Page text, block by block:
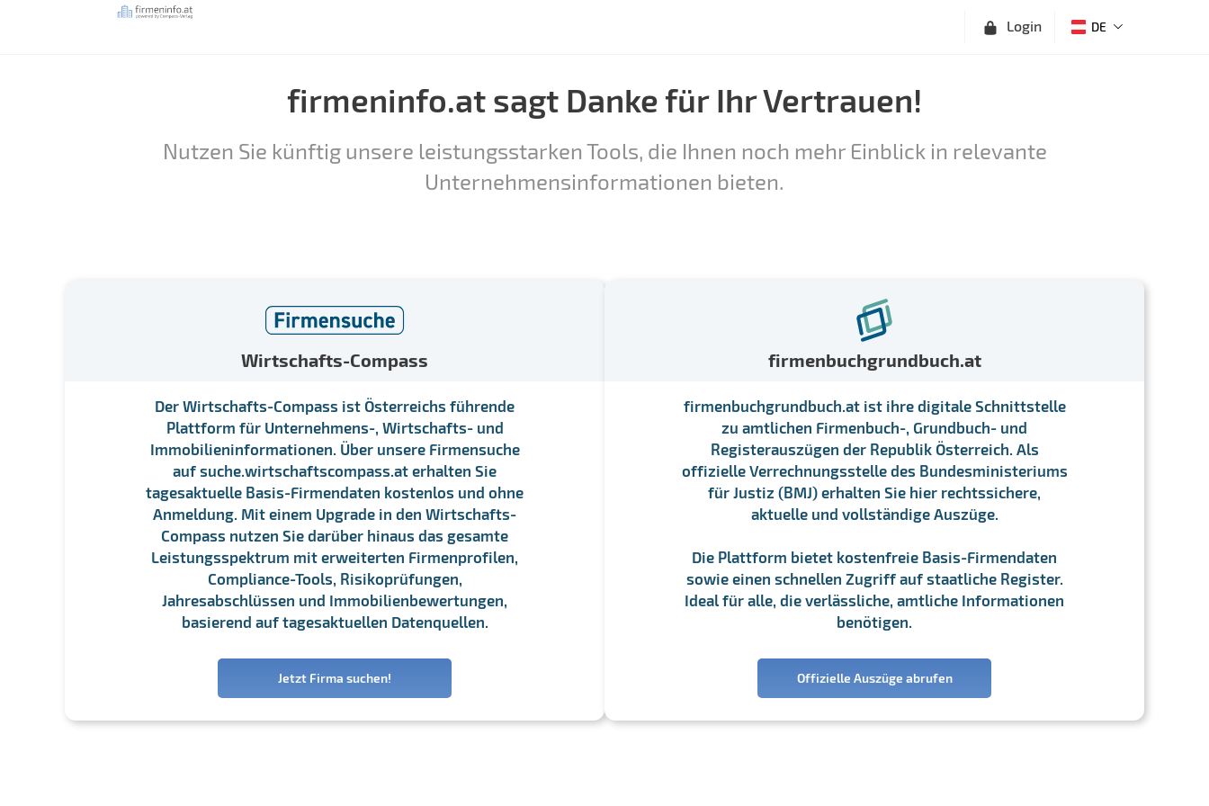
Login DE
firmeninfo.at sagt Danke für Ihr Vertrauen!
Nutzen Sie künftig unsere leistungsstarken Tools, die Ihnen noch mehr Einblick in relevante
Unternehmensinformationen bieten.
Wirtschafts-Compass
Der Wirtschafts-Compass ist Österreichs führende
Plattform für Unternehmens-, Wirtschafts- und
Immobilieninformationen. Über unsere Firmensuche
auf suche.wirtschaftscompass.at erhalten Sie
tagesaktuelle Basis-Firmendaten kostenlos und ohne
Anmeldung. Mit einem Upgrade in den Wirtschafts-
Compass nutzen Sie darüber hinaus das gesamte
Leistungsspektrum mit erweiterten Firmenprofilen,
Compliance-Tools, Risikoprüfungen,
Jahresabschlüssen und Immobilienbewertungen,
basierend auf tagesaktuellen Datenquellen.
Jetzt Firma suchen!
firmenbuchgrundbuch.at
firmenbuchgrundbuch.at ist ihre digitale Schnittstelle
zu amtlichen Firmenbuch-, Grundbuch- und
Registerauszügen der Republik Österreich. Als
offizielle Verrechnungsstelle des Bundesministeriums
für Justiz (BMJ) erhalten Sie hier rechtssichere,
aktuelle und vollständige Auszüge.
Die Plattform bietet kostenfreie Basis-Firmendaten
sowie einen schnellen Zugriff auf staatliche Register.
Ideal für alle, die verlässliche, amtliche Informationen
benötigen.
Offizielle Auszüge abrufen